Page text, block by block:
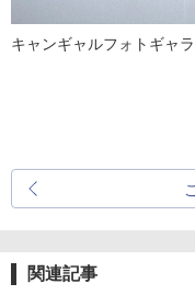
キャンギャルフォトギャ
関連記事